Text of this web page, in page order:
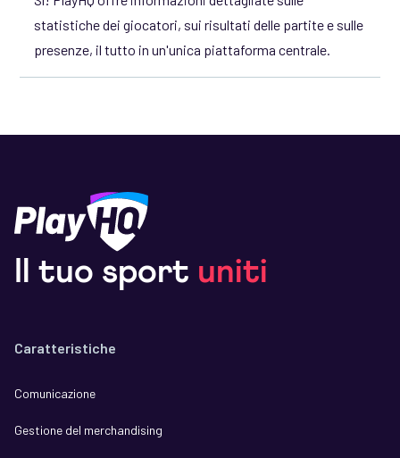
statistiche dei giocatori, sui risultati delle partite e sulle
presenze, il tutto in un'unica piattaforma centrale.
Il tuo sport uniti
Caratteristiche
Comunicazione
Gestione del merchandising